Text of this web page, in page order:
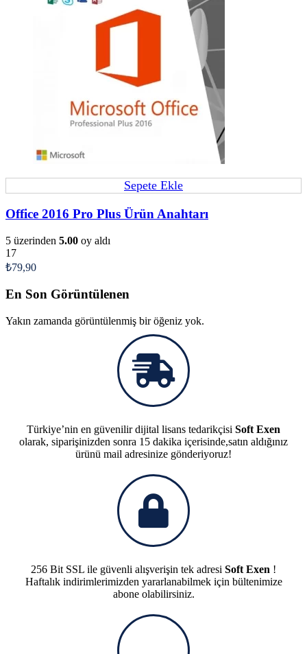
Sepete Ekle
Office 2016 Pro Plus Ürün Anahtarı
5 üzerinden 5.00 oy aldı
17
₺79,90
En Son Görüntülenen
Yakın zamanda görüntülenmiş bir öğeniz yok.
Türkiye’nin en güvenilir dijital lisans tedarikçisi Soft Exen
olarak, siparişinizden sonra 15 dakika içerisinde,satın aldığınız
ürünü mail adresinize gönderiyoruz!
256 Bit SSL ile güvenli alışverişin tek adresi Soft Exen !
Haftalık indirimlerimizden yararlanabilmek için bültenimize
abone olabilirsiniz.